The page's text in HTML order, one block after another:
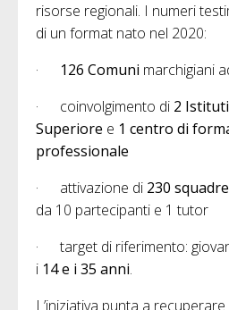
risorse regionali. I numeri
di un format nato nel 2020:
· 126 Comuni marchigiani
· coinvolgimento di 2
Superiore e 1 centro di
professionale
· attivazione di 230 squadre
da 10 partecipanti e 1 tutor
· target di riferimento:
i 14 e i 35 anni.
L’iniziativa punta a